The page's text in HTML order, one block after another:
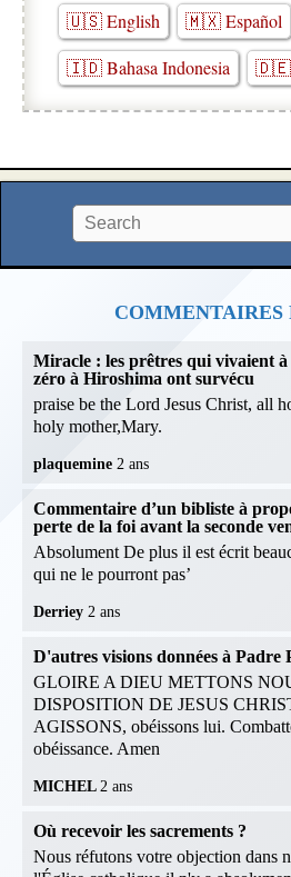
🇺🇸 English
🇲🇽 Español
🇮🇩 Bahasa Indonesia
🇩🇪
COMMENTAIRES
Miracle : les prêtres qui vivaient
zéro à Hiroshima ont survécu
praise be the Lord Jesus Christ, all
holy mother,Mary.
plaquemine 2 ans
Commentaire d’un bibliste à
perte de la foi avant la seconde
Absolument De plus il est écrit
qui ne le pourront pas’
Derriey 2 ans
D'autres visions données à Padre
GLOIRE A DIEU METTONS
DISPOSITION DE JESUS
AGISSONS, obéissons lui.
obéissance. Amen
MICHEL 2 ans
Où recevoir les sacrements ?
Nous réfutons votre objection dans